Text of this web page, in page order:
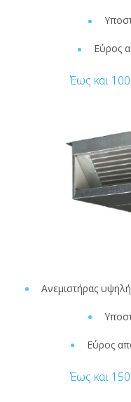
Εύρος
Έως και
Ανεμιστήρας
Εύρος
Έως και